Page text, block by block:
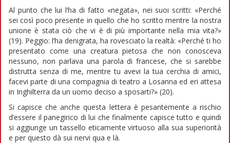
Al punto che lui l’ha di fatto «negata», nei suoi scritti: «Perché
sei così poco presente in quello che ho scritto mentre la nostra
unione è stata ciò che vi è di più importante nella mia vita?»
(19). Peggio: l’ha denigrata, ha rovesciato la realtà: «Perché ti ho
presentato come una creatura pietosa che non conosceva
nessuno, non parlava una parola di francese, che si sarebbe
distrutta senza di me, mentre tu avevi la tua cerchia di amici,
facevi parte di una compagnia di teatro a Losanna ed eri attesa
in Inghilterra da un uomo deciso a sposarti?» (20).
Si capisce che anche questa lettera è pesantemente a rischio
d’essere il panegirico di lui che finalmente capisce tutto e quindi
si aggiunge un tassello eticamente virtuoso alla sua superiorità
e per questo dà sui nervi qua e là.